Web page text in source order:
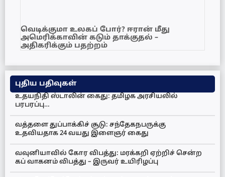
வெடிக்குமா உலகப் போர்? ஈரான் மீது
அமெரிக்காவின் கடும் தாக்குதல் –
அதிகரிக்கும் பதற்றம்
புதிய பதிவுகள்
உதயநிதி ஸ்டாலின் கைது: தமிழக அரசியலில்
பரபரப்பு…
வத்தளை துப்பாக்கிச் சூடு: சந்தேகநபருக்கு
உதவியதாக 24 வயது இளைஞர் கைது
வவுனியாவில் கோர விபத்து: மரக்கறி ஏற்றிச் சென்ற
கப் வாகனம் விபத்து – இருவர் உயிரிழப்பு